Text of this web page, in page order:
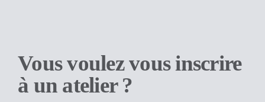
Vous voulez vous inscrire
à un atelier ?